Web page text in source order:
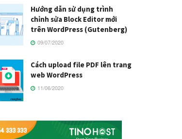
Hướng dẫn sử dụng trình
chỉnh sửa Block Editor mới
trên WordPress (Gutenberg)
09/07/2020
Cách upload file PDF lên trang
web WordPress
11/06/2020